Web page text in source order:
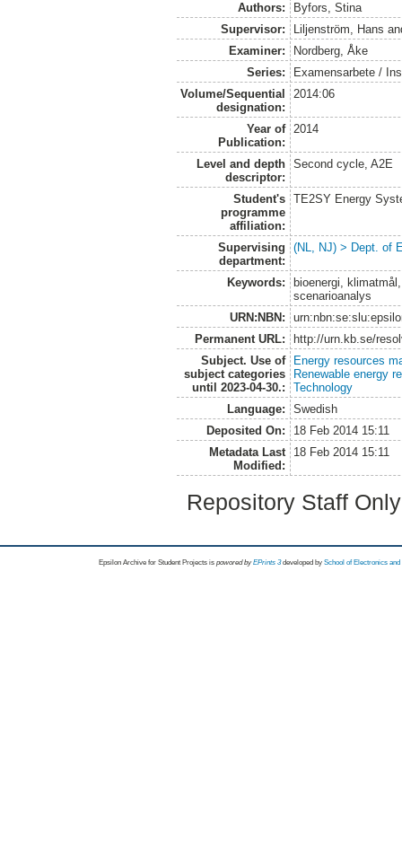
Authors:
Byfors, Stina
Supervisor:
Liljenström, Hans
Examiner:
Nordberg, Åke
Series:
Examensarbete /
Volume/Sequential
designation:
2014:06
Year of
Publication:
2014
Level and depth
descriptor:
Second cycle, A2E
Student's
programme
affiliation:
TE2SY Energy
Supervising
department:
(NL, NJ) > Dept. of
Keywords:
bioenergi,
scenarioanalys
URN:NBN:
Permanent URL:
http://urn.kb.se/
Subject. Use of
subject categories
until 2023-04-30.:
Energy resources
Renewable energy
Technology
Language:
Swedish
Deposited On:
18 Feb 2014 15:11
Metadata Last
Modified:
18 Feb 2014 15:11
Repository Staff
Epsilon Archive for Student Projects is powored byEPrints 3 developed by School of Electronics